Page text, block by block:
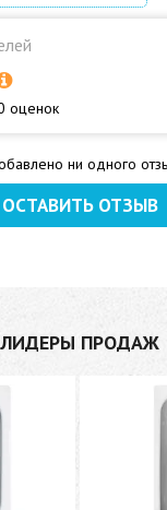
оценок
ни одного
ОСТАВИТЬ ОТЗЫВ
ЛИДЕРЫ ПРОДАЖ